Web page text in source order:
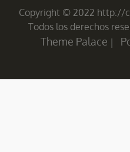
Copyright © 2022 http://
Todos los derechos
Theme Palace |